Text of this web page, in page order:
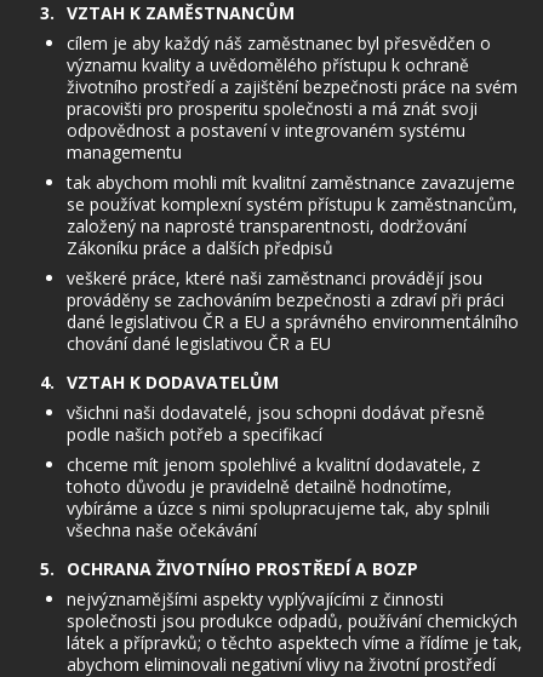
VZTAH K ZAMĚSTNANCŮM
cílem je aby každý náš zaměstnanec byl přesvědčen o
významu kvality a uvědomělého přístupu k ochraně
životního prostředí a zajištění bezpečnosti práce na svém
pracovišti pro prosperitu společnosti a má znát svoji
odpovědnost a postavení v integrovaném systému
managementu
tak abychom mohli mít kvalitní zaměstnance zavazujeme
se používat komplexní systém přístupu k zaměstnancům,
založený na naprosté transparentnosti, dodržování
Zákoníku práce a dalších předpisů
veškeré práce, které naši zaměstnanci provádějí jsou
prováděny se zachováním bezpečnosti a zdraví při práci
dané legislativou ČR a EU a správného environmentálního
chování dané legislativou ČR a EU
VZTAH K DODAVATELŮM
všichni naši dodavatelé, jsou schopni dodávat přesně
podle našich potřeb a specifikací
chceme mít jenom spolehlivé a kvalitní dodavatele, z
tohoto důvodu je pravidelně detailně hodnotíme,
vybíráme a úzce s nimi spolupracujeme tak, aby splnili
všechna naše očekávání
OCHRANA ŽIVOTNÍHO PROSTŘEDÍ A BOZP
nejvýznamějšími aspekty vyplývajícími z činnosti
společnosti jsou produkce odpadů, používání chemických
látek a přípravků; o těchto aspektech víme a řídíme je tak,
abychom eliminovali negativní vlivy na životní prostředí